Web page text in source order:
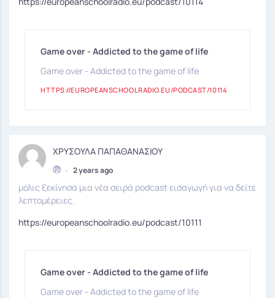
Game over - Addicted to the game of life
Game over - Addicted to the game of life
HTTPS://EUROPEANSCHOOLRADIO.EU/PODCAST/10114
ΧΡΥΣΟΥΛΑ ΠΑΠΑΘΑΝΑΣΙΟΥ
• 2 years ago
μόλις ξεκίνησα μια νέα σειρά podcast εισαγωγή για να δείτε
λεπτομέρειες.
https://europeanschoolradio.eu/podcast/10111
Game over - Addicted to the game of life
Game over - Addicted to the game of life